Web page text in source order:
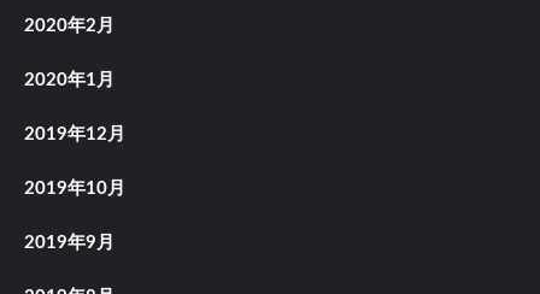
2020年2月
2020年1月
2019年12月
2019年10月
2019年9月